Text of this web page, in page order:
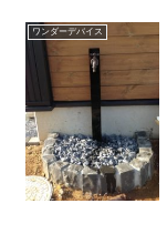
ワンダーデバイス